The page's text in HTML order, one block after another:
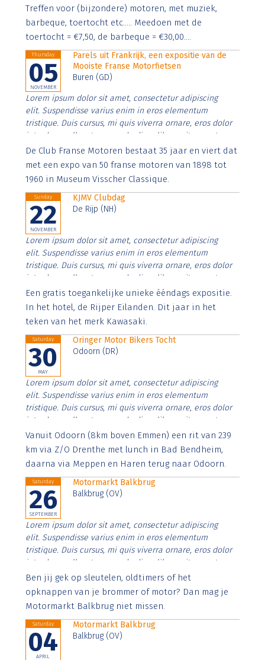
Aenean faucibus nibh et justo cursus id rutrum lorem
imperdiet. Nunc ut sem vitae risus tristique posuere.
Treffen voor (bijzondere) motoren, met muziek,
barbeque, toertocht etc..... Meedoen met de
toertocht = €7,50, de barbeque = €30,00....
Thursday
05
NOVEMBER
Parels uit Frankrijk, een expositie van de
Mooiste Franse Motorfietsen
Buren (GD)
Lorem ipsum dolor sit amet, consectetur adipiscing
elit. Suspendisse varius enim in eros elementum
tristique. Duis cursus, mi quis viverra ornare, eros dolor
interdum nulla, ut commodo diam libero vitae erat.
Aenean faucibus nibh et justo cursus id rutrum lorem
imperdiet. Nunc ut sem vitae risus tristique posuere.
De Club Franse Motoren bestaat 35 jaar en viert dat
met een expo van 50 franse motoren van 1898 tot
1960 in Museum Visscher Classique.
Sunday
22
NOVEMBER
KJMV Clubdag
De Rijp (NH)
Lorem ipsum dolor sit amet, consectetur adipiscing
elit. Suspendisse varius enim in eros elementum
tristique. Duis cursus, mi quis viverra ornare, eros dolor
interdum nulla, ut commodo diam libero vitae erat.
Aenean faucibus nibh et justo cursus id rutrum lorem
imperdiet. Nunc ut sem vitae risus tristique posuere.
Een gratis toegankelijke unieke ééndags expositie.
In het hotel, de Rijper Eilanden. Dit jaar in het
teken van het merk Kawasaki.
Saturday
30
MAY
Oringer Motor Bikers Tocht
Odoorn (DR)
Lorem ipsum dolor sit amet, consectetur adipiscing
elit. Suspendisse varius enim in eros elementum
tristique. Duis cursus, mi quis viverra ornare, eros dolor
interdum nulla, ut commodo diam libero vitae erat.
Aenean faucibus nibh et justo cursus id rutrum lorem
imperdiet. Nunc ut sem vitae risus tristique posuere.
Vanuit Odoorn (8km boven Emmen) een rit van 239
km via Z/O Drenthe met lunch in Bad Bendheim,
daarna via Meppen en Haren terug naar Odoorn.
Saturday
26
SEPTEMBER
Motormarkt Balkbrug
Balkbrug (OV)
Lorem ipsum dolor sit amet, consectetur adipiscing
elit. Suspendisse varius enim in eros elementum
tristique. Duis cursus, mi quis viverra ornare, eros dolor
interdum nulla, ut commodo diam libero vitae erat.
Aenean faucibus nibh et justo cursus id rutrum lorem
imperdiet. Nunc ut sem vitae risus tristique posuere.
Ben jij gek op sleutelen, oldtimers of het
opknappen van je brommer of motor? Dan mag je
Motormarkt Balkbrug niet missen.
Saturday
04
APRIL
Motormarkt Balkbrug
Balkbrug (OV)